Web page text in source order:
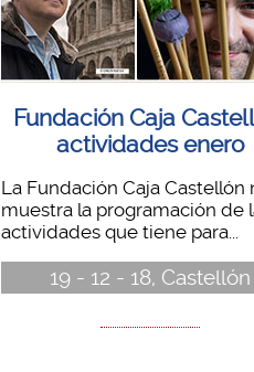
Fundación Caja
actividades enero
La Fundación Caja Castellón
muestra la programación de
actividades que tiene para...
19 - 12 - 18, Castellón